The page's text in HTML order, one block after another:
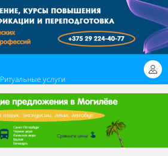
Ритуальные услуги